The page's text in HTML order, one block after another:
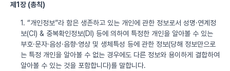
제1장 (총칙)
1. “개인정보”라 함은 생존하고 있는 개인에 관한 정보로서 성명·연계정
보(CI) & 중복확인정보(DI) 등에 의하여 특정한 개인을 알아볼 수 있는
부호·문자·음성·음향·영상 및 생체특성 등에 관한 정보(당해 정보만으로
는 특정 개인을 알아볼 수 없는 경우에도 다른 정보와 용이하게 결합하여
알아볼 수 있는 것을 포함합니다)를 말합니다.